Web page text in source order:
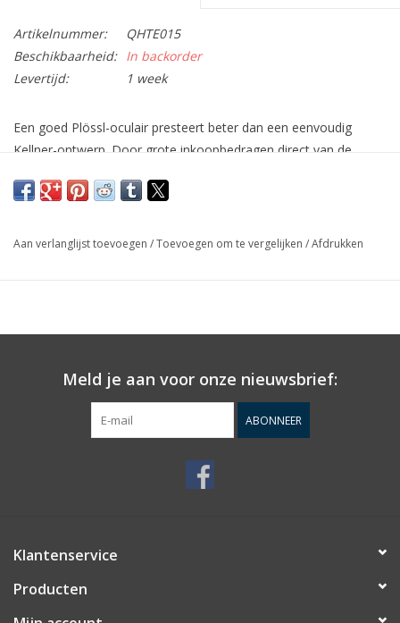
Artikelnummer:
QHTE015
Beschikbaarheid: In backorder
Levertijd:
1 week
Een goed Plössl-oculair presteert beter dan een eenvoudig
Kellner-ontwerp. Door grote inkoopbedragen direct van de
prijs waar elders alleen simpele oculairs verkrijgbaar zijn.
Aan verlanglijst toevoegen /Toevoegen om te vergelijken /Afdrukken
Meld je aan voor onze nieuwsbrief:
ABONNEER
Klantenservice
Producten